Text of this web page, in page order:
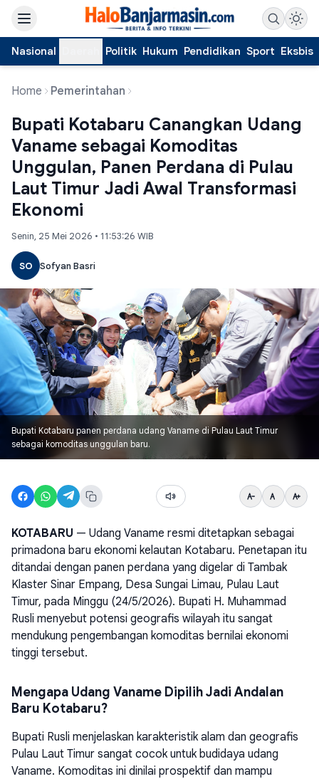
Nasional Politik Hukum Pendidikan Sport Eksbis
Home Pemerintahan
Bupati Kotabaru Canangkan Udang
Vaname sebagai Komoditas
Unggulan, Panen Perdana di Pulau
Laut Timur Jadi Awal Transformasi
Ekonomi
Senin, 25 Mei 2026 • 11:53:26 WIB
SO Sofyan Basri
Bupati Kotabaru panen perdana udang Vaname di Pulau Laut Timur
sebagai komoditas unggulan baru.
KOTABARU — Udang Vaname resmi ditetapkan sebagai
primadona baru ekonomi kelautan Kotabaru. Penetapan itu
ditandai dengan panen perdana yang digelar di Tambak
Klaster Sinar Empang, Desa Sungai Limau, Pulau Laut
Timur, pada Minggu (24/5/2026). Bupati H. Muhammad
Rusli menyebut potensi geografis wilayah itu sangat
mendukung pengembangan komoditas bernilai ekonomi
tinggi tersebut.
Mengapa Udang Vaname Dipilih Jadi Andalan
Baru Kotabaru?
Bupati Rusli menjelaskan karakteristik alam dan geografis
Pulau Laut Timur sangat cocok untuk budidaya udang
Vaname. Komoditas ini dinilai prospektif dan mampu